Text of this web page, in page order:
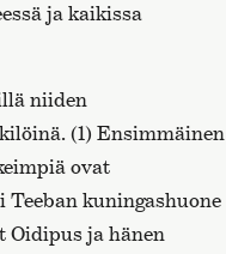
ja kaikissa
niiden
(1) Ensimmäinen
ovat
Teeban kuningashuone
Oidipus ja hänen